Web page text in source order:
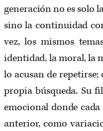
generación no es solo
sino la continuidad
vez, los mismos
identidad, la moral, la
lo acusan de
propia búsqueda. Su
emocional donde
anterior, como